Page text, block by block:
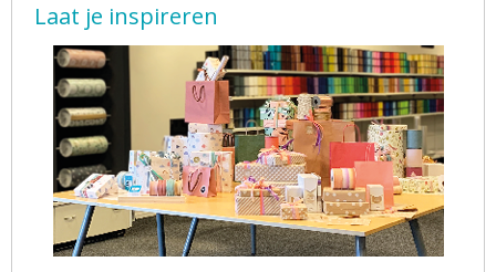
Laat je inspireren